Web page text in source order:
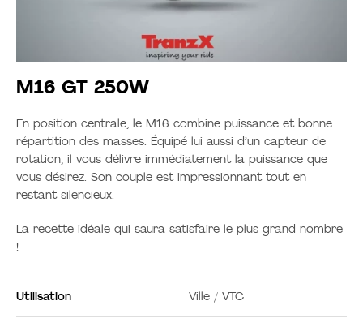
M16 GT 250W
En position centrale, le M16 combine puissance et bonne
répartition des masses. Équipé lui aussi d’un capteur de
rotation, il vous délivre immédiatement la puissance que
vous désirez. Son couple est impressionnant tout en
restant silencieux.
La recette idéale qui saura satisfaire le plus grand nombre
!
Utilisation Ville / VTC